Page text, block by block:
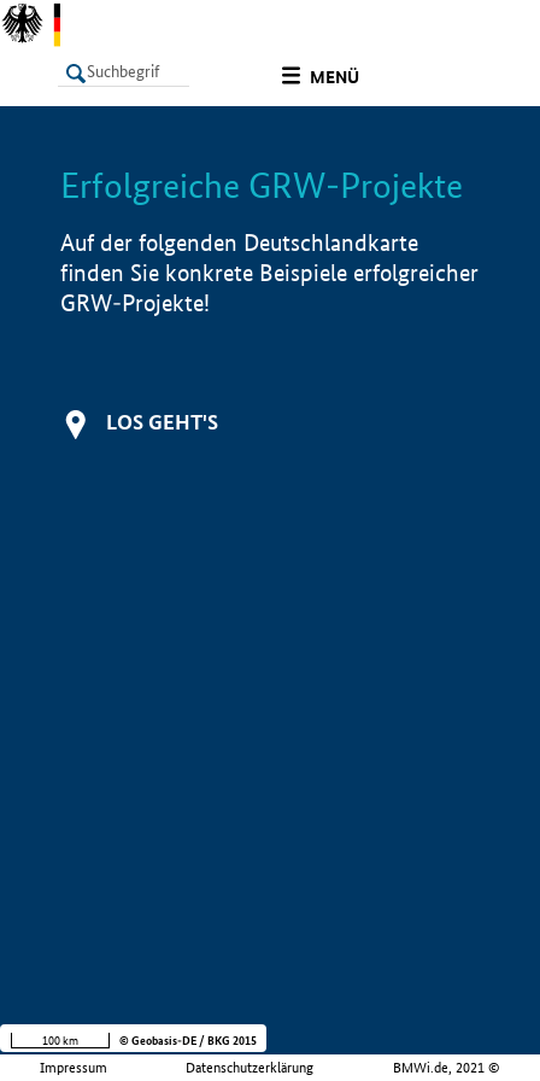
MENÜ
LISTE Info
Erfolgreiche GRW-Projekte
Auf der folgenden Deutschlandkarte
finden Sie konkrete Beispiele erfolgreicher
GRW-Projekte!
LOS GEHT'S
Impressum Datenschutzerklärung BMWi.de, 2021 ©
100 km © Geobasis-DE / BKG 2015